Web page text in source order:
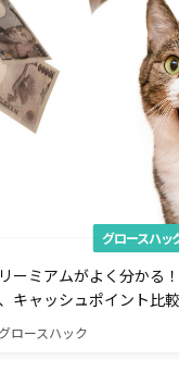
グロースハッ
ーミアムがよく分かる
キャッシュポイント比較
グロースハック